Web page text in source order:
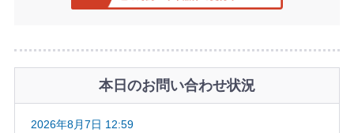
本日のお問い合わせ状況
2026年8月7日 12:59